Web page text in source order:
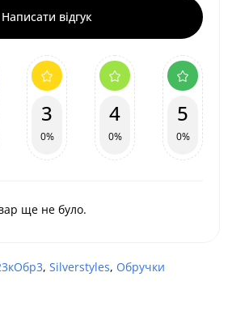
Написати відгук
3
0%
4
0%
5
0%
ще не було.
, Silverstyles, Обручки